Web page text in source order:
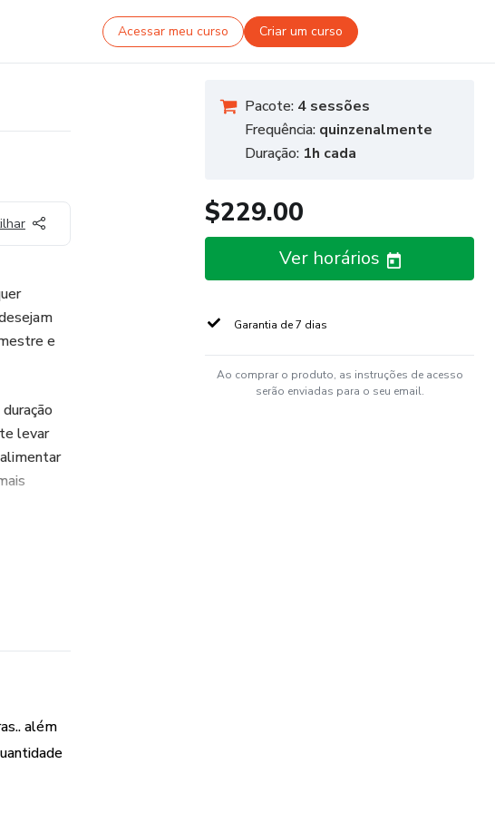
Acessar meu curso Criar um curso
e
levar
além
Pacote: 4 sessões
Frequência: quinzenalmente
Duração: 1h cada
$229.00
Ver horários
Garantia de 7 dias
Ao comprar o produto, as instruções de acesso
serão enviadas para o seu email.